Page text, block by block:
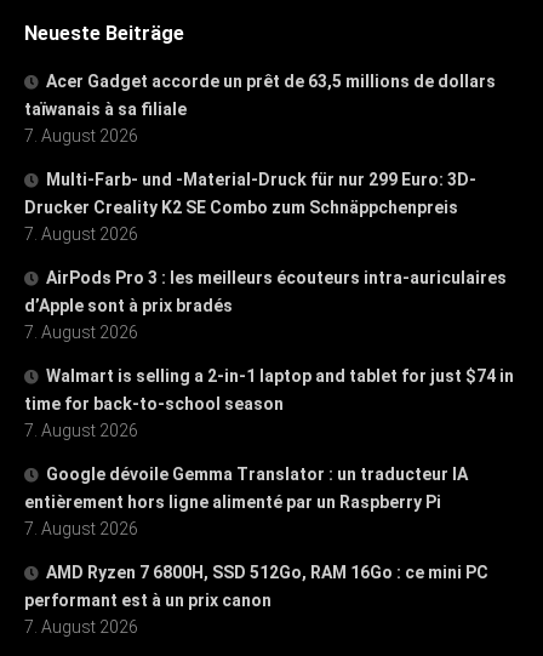
Neueste Beiträge
Acer Gadget accorde un prêt de 63,5 millions de dollars
taïwanais à sa filiale
7. August 2026
Multi-Farb- und -Material-Druck für nur 299 Euro: 3D-
Drucker Creality K2 SE Combo zum Schnäppchenpreis
7. August 2026
AirPods Pro 3 : les meilleurs écouteurs intra-auriculaires
d’Apple sont à prix bradés
7. August 2026
Walmart is selling a 2-in-1 laptop and tablet for just $74 in
time for back-to-school season
7. August 2026
Google dévoile Gemma Translator : un traducteur IA
entièrement hors ligne alimenté par un Raspberry Pi
7. August 2026
AMD Ryzen 7 6800H, SSD 512Go, RAM 16Go : ce mini PC
performant est à un prix canon
7. August 2026